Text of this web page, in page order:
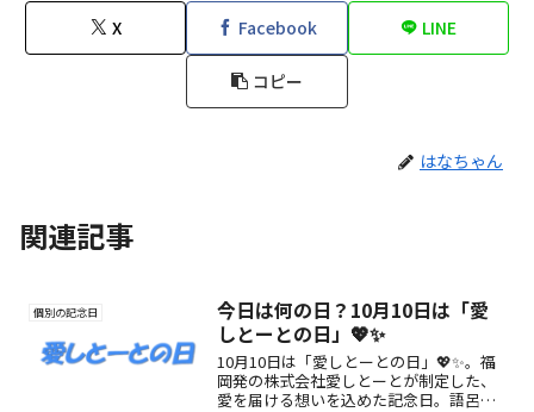
X Facebook LINE
コピー
はなちゃん
関連記事
個別の記念日
今日は何の日？10月10日は「愛
しとーとの日」💖✨
10月10日は「愛しとーとの日」💖✨。福
岡発の株式会社愛しとーとが制定した、
愛を届ける想いを込めた記念日。語呂合